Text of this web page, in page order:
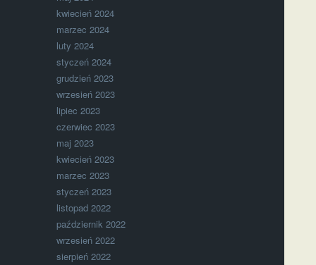
kwiecień 2024
marzec 2024
luty 2024
styczeń 2024
grudzień 2023
wrzesień 2023
lipiec 2023
czerwiec 2023
maj 2023
kwiecień 2023
marzec 2023
styczeń 2023
listopad 2022
październik 2022
wrzesień 2022
sierpień 2022